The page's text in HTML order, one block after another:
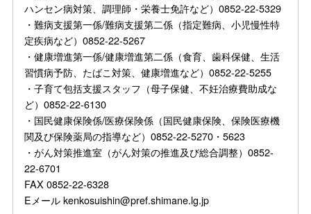
ハンセン病対策、調理師・栄養士免許など）0852-22-5329
・難病支援第一係/難病支援第二係（指定難病、小児慢性特
定疾病など）0852-22-5267
・健康増進第一係/健康増進第二係（食育、歯科保健、生活
習慣病予防、たばこ対策、健康増進など）0852-22-5255
・子育て包括支援スタッフ（母子保健、不妊治療費助成な
ど）0852-22-6130
・国民健康保険係/医療保険係（国民健康保険、保険医療機
関及び保険薬局の指導など）0852-22-5270・5623
・がん対策推進室（がん対策の推進及び総合調整）0852-
22-6701
FAX 0852-22-6328
Eメール kenkosuishin@pref.shimane.lg.jp